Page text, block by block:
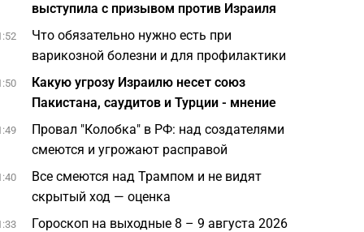
выступила с призывом против Израиля
Что обязательно нужно есть при
варикозной болезни и для профилактики
Какую угрозу Израилю несет союз
Пакистана, саудитов и Турции - мнение
Провал "Колобка" в РФ: над создателями
смеются и угрожают расправой
Все смеются над Трампом и не видят
скрытый ход — оценка
Гороскоп на выходные 8 – 9 августа 2026